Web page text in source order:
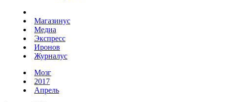
Магазинус
Медиа
Экспресс
Иронов
Журналус
Мозг
2017
Апрель